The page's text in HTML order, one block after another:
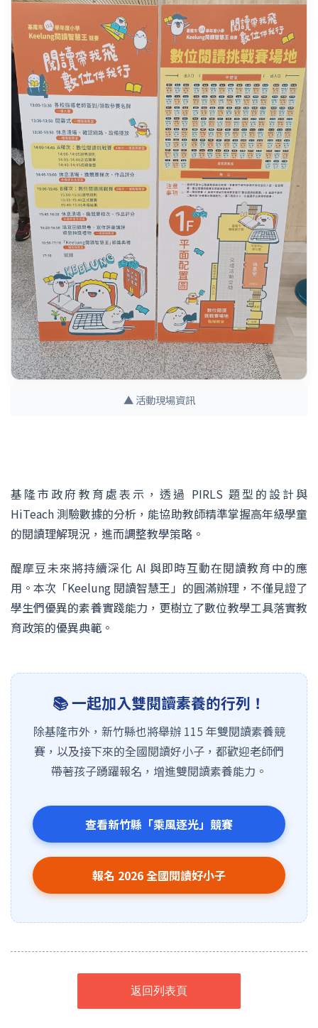
▲ 活動現場資訊
基隆市政府教育處表示，透過 PIRLS 題型的設計與
HiTeach 測驗數據的分析，能協助教師精準掌握高年級學童
的閱讀理解現況，進而調整教學策略。
醍摩豆未來將持續深化 AI 與即時互動在閱讀教育中的應
用。本次「Keelung 閱讀智慧王」的圓滿辦理，不僅見證了
學生們優異的素養實踐能力，更樹立了數位教學工具落實教
育政策的優異典範。
📚 一起加入雙閱讀素養的行列！
除基隆市外，新竹縣也將舉辦 115 年雙閱讀素養競
賽，以及接下來的全國閱讀好小子，都歡迎老師們
帶著孩子踴躍報名，增進雙閱讀素養能力。
查看新竹縣「乘風逐光」競賽
報名 2026 全國閱讀好小子
返回列表頁